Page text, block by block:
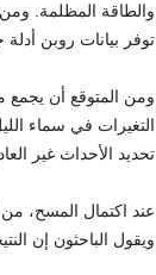
والطاقة المظلمة.
توفر بيانات روبن
تحديد الأحداث غير
عند اكتمال المسح، من
ويقول الباحثون إن